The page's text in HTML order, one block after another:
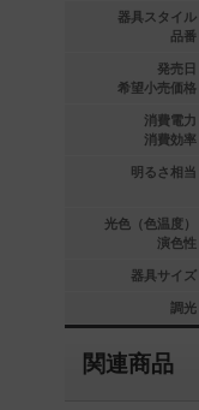
器具スタイル
品番
発売日
希望小売価格
消費電力
消費効率
明るさ相当
光色（色温度）
演色性
器具サイズ
調光
ブラケット
円(税抜)
4.9
96.9
白熱電球60形1灯器具相当
昼白色（5000K）
110×50
関連商品